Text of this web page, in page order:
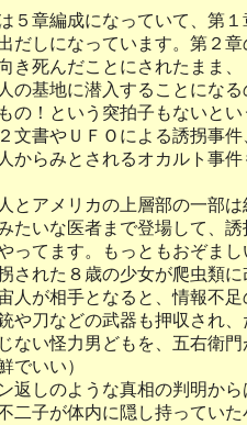
５章編成になっていて、第
だしになっています。第２
き死んだことにされたまま
の基地に潜入することにな
の！という突拍子もないと
文書やＵＦＯによる誘拐事
からみとされるオカルト事
とアメリカの上層部の一部
たいな医者まで登場して、
ってます。もっともおぞま
された８歳の少女が爬虫類
人が相手となると、情報不
や刀などの武器も押収され
ない怪力男どもを、五右衛
でいい）
返しのような真相の判明か
二子が体内に隠し持ってい